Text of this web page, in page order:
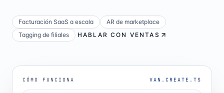
Facturación SaaS a escala
AR de marketplace
Tagging de filiales
HABLAR CON VENTAS
CÓMO FUNCIONA VAN.CREATE.TS